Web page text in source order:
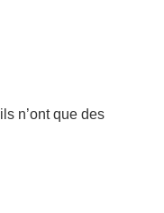
n’ont que des